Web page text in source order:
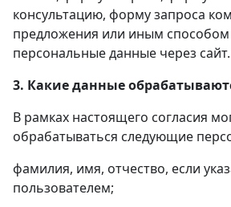
консультацию, форму запроса
предложения или иным способом
персональные данные через сайт.
3. Какие данные
В рамках настоящего согласия
обрабатываться следующие
фамилия, имя, отчество, если
пользователем;